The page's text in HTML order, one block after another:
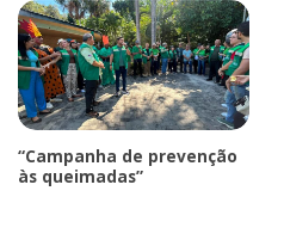
“Campanha de prevenção
às queimadas”